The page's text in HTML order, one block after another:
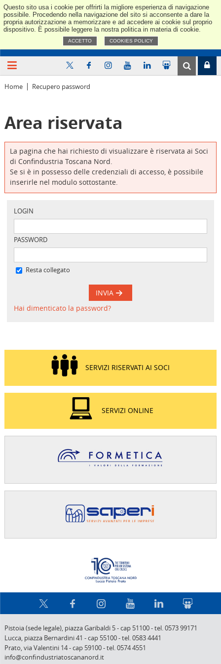
Questo sito usa i cookie per offrirti la migliore esperienza di navigazione
possibile. Procedendo nella navigazione del sito si acconsente a dare la
propria autorizzazione a memorizzare e ad accedere ai cookie sul proprio
dispositivo. È possibile leggere la nostra politica in materia di cookie.
ACCETTO COOKIES POLICY
Home Recupero password
Area riservata
La pagina che hai richiesto di visualizzare è riservata ai Soci
di Confindustria Toscana Nord.
Se si è in possesso delle credenziali di accesso, è possibile
inserirle nel modulo sottostante.
LOGIN
PASSWORD
Resta collegato
INVIA
Hai dimenticato la password?
SERVIZI RISERVATI AI SOCI
SERVIZI ONLINE
Pistoia (sede legale), piazza Garibaldi 5-cap 51100-tel. 0573 99171
Lucca, piazza Bernardini 41 -cap 55100-tel. 0583 4441
Prato,via Valentini 14-cap 59100-tel. 0574 4551
info@confindustriatoscananord.it